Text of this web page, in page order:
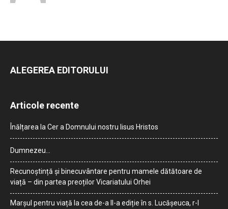
ALEGEREA EDITORULUI
Articole recente
Înălțarea la Cer a Domnului nostru Iisus Hristos
Dumnezeu…
Recunoștință și binecuvântare pentru mamele dătătoare de
viață – din partea preoților Vicariatului Orhei
Marșul pentru viață la cea de-a II-a ediție în s. Lucășeuca, r-l